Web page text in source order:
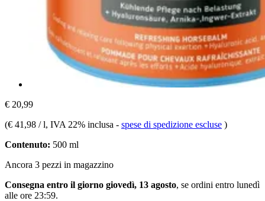
€ 20,99
(€ 41,98 / l, IVA 22% inclusa - spese di spedizione escluse )
Contenuto: 500 ml
Ancora 3 pezzi in magazzino
Consegna entro il giorno giovedì, 13 agosto, se ordini entro lunedì
alle ore 23:59.